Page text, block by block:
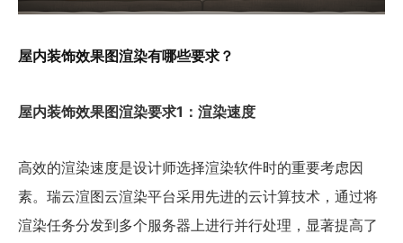
屋内装饰效果图渲染有哪些要求？
屋内装饰效果图渲染要求1：渲染速度
高效的渲染速度是设计师选择渲染软件时的重要考虑因
素。瑞云渲图云渲染平台采用先进的云计算技术，通过将
渲染任务分发到多个服务器上进行并行处理，显著提高了